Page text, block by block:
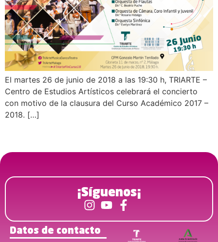
El martes 26 de junio de 2018 a las 19:30 h, TRIARTE –
Centro de Estudios Artísticos celebrará el concierto
con motivo de la clausura del Curso Académico 2017 –
2018. […]
¡Síguenos¡
Datos de contacto